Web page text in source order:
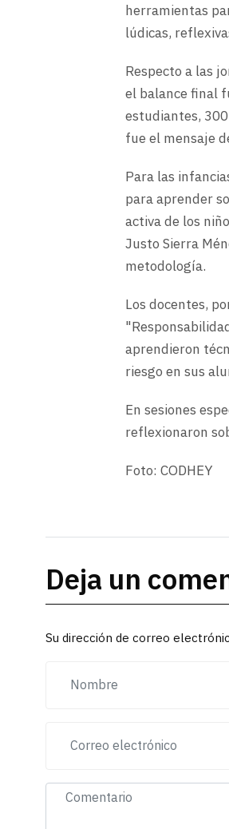
herramientas
lúdicas,
Respecto a las
el balance final
estudiantes,
fue el mensaje
Para las
para aprender
activa de los
Justo Sierra
metodología.
Los docentes,
aprendieron
riesgo en sus
En sesiones
reflexionaron
Foto: CODHEY
Deja un
Su dirección de correo